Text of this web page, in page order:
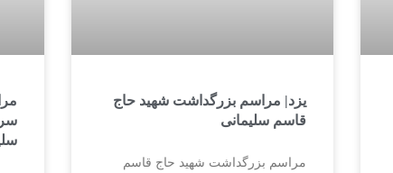
یزد| مراسم بزرگداشت شهید حاج
قاسم سلیمانی
مراسم بزرگداشت شهید حاج قاسم